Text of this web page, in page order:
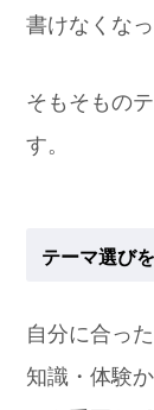
書けなくな
そもそもの
す。
テーマ選び
自分に合っ
知識・体験